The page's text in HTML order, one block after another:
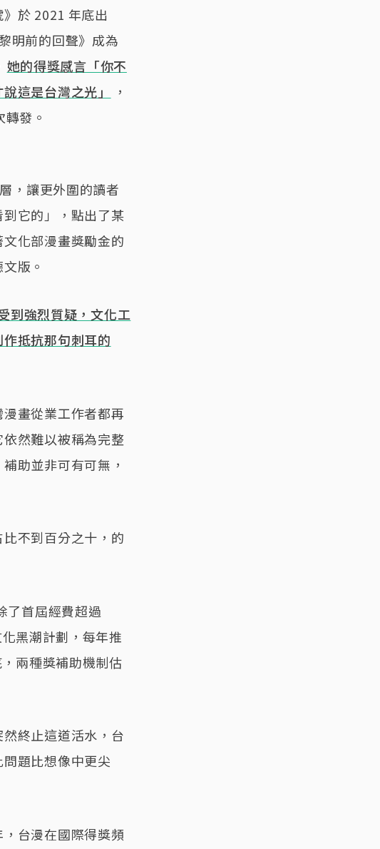
於 2021 年底出
明前的回聲》成為
她的得獎感言「你不
這是台灣之光」
，
發。
，讓更外圍的讀者
它的」，點出了某
化部漫畫獎勵金的
版。
到強烈質疑，文化工
抵抗那句刺耳的
畫從業工作者都再
然難以被稱為完整
助並非可有可無，
不到百分之十，的
了首屆經費超過
黑潮計劃，每年推
兩種獎補助機制估
終止這道活水，台
題比想像中更尖
台漫在國際得獎頻